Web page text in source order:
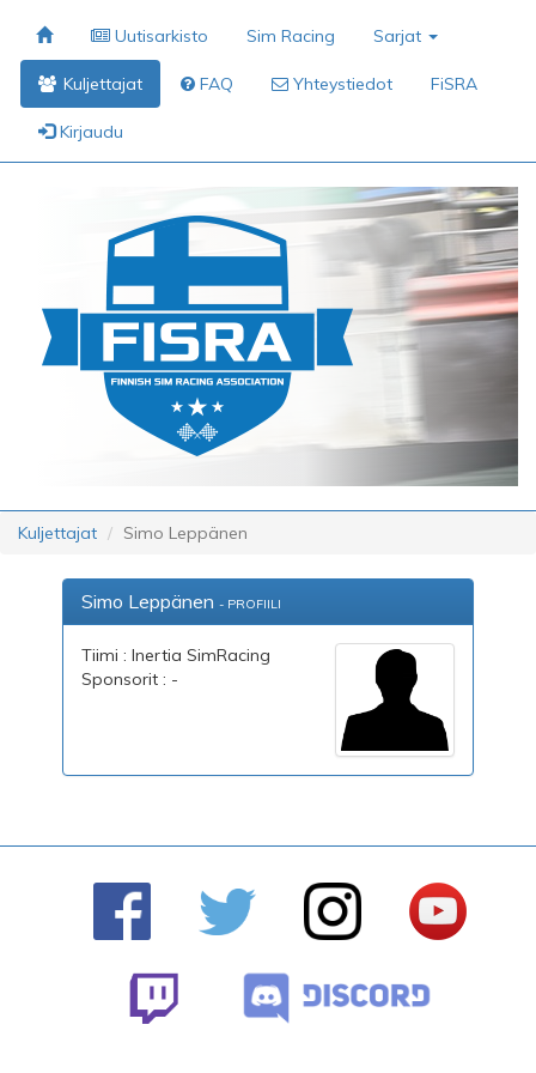
Uutisarkisto Sim Racing Sarjat
Kuljettajat FAQ Yhteystiedot FiSRA
Kirjaudu
Kuljettajat Simo Leppänen
Simo Leppänen - PROFIILI
Tiimi : Inertia SimRacing
Sponsorit : -